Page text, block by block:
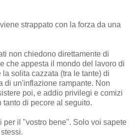
strappato con la forza da una
non chiedono direttamente di
che appesta il mondo del lavoro di
solita cazzata (tra le tante) di
di un'inflazione rampante. Non
poi, e addio privilegi e comizi
di pecore al seguito.
per il "vostro bene". Solo voi sapete